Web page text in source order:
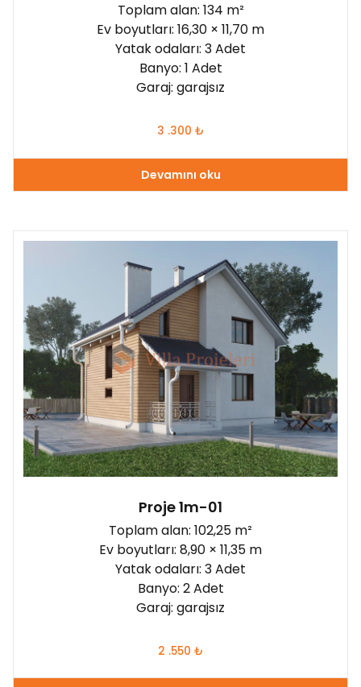
Toplam alan: 134 m²
Ev boyutları: 16,30 × 11,70 m
Yatak odaları: 3 Adet
Banyo: 1 Adet
Garaj: garajsız
3 .300 ₺
Devamını oku
Proje 1m-01
Toplam alan: 102,25 m²
Ev boyutları: 8,90 × 11,35 m
Yatak odaları: 3 Adet
Banyo: 2 Adet
Garaj: garajsız
2 .550 ₺